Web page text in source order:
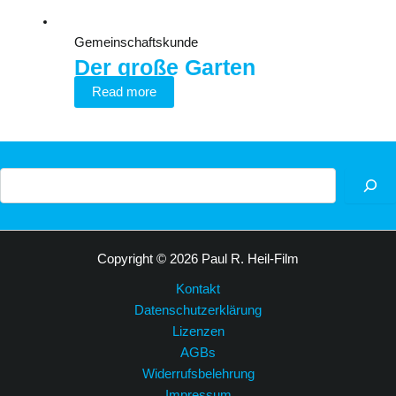
Gemeinschaftskunde
Der große Garten
Read more
Copyright © 2026 Paul R. Heil-Film
Kontakt
Datenschutzerklärung
Lizenzen
AGBs
Widerrufsbelehrung